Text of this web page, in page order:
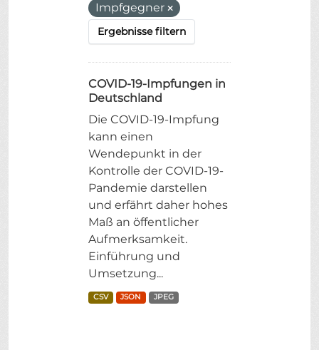
Impfgegner
Ergebnisse filtern
COVID-19-Impfungen in
Deutschland
Die COVID-19-Impfung
kann einen
Wendepunkt in der
Kontrolle der COVID-19-
Pandemie darstellen
und erfährt daher hohes
Maß an öffentlicher
Aufmerksamkeit.
Einführung und
Umsetzung...
CSV JSON JPEG